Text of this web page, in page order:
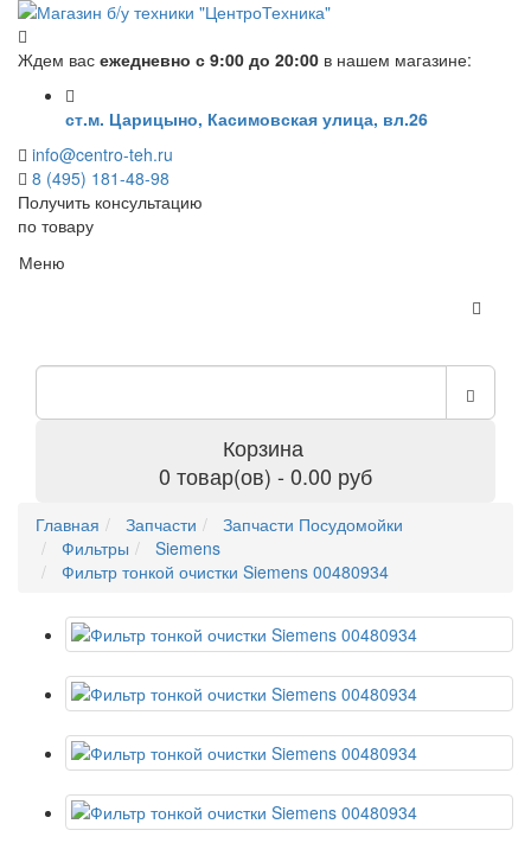
Ждем вас ежедневно с 9:00 до 20:00 в нашем магазине:
ст.м. Царицыно, Касимовская улица, вл.26
info@centro-teh.ru
8 (495) 181-48-98
Получить консультацию
по товару
Меню
Корзина
0 товар(ов) - 0.00 руб
Главная Запчасти
Запчасти Посудомойки
Фильтры
Siemens
Фильтр тонкой очистки Siemens 00480934